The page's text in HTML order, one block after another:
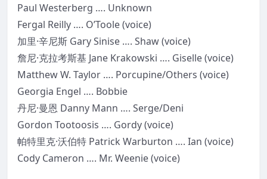
Paul Westerberg …. Unknown
Fergal Reilly …. O’Toole (voice)
加里·辛尼斯 Gary Sinise …. Shaw (voice)
詹尼·克拉考斯基 Jane Krakowski …. Giselle (voice)
Matthew W. Taylor …. Porcupine/Others (voice)
Georgia Engel …. Bobbie
丹尼·曼恩 Danny Mann …. Serge/Deni
Gordon Tootoosis …. Gordy (voice)
帕特里克·沃伯特 Patrick Warburton …. Ian (voice)
Cody Cameron …. Mr. Weenie (voice)